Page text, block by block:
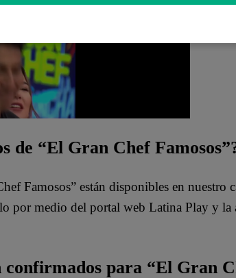
de “El Gran Chef
Famosos” están disponibles en nuestro
por medio del portal web Latina Play y la
para “El Gran